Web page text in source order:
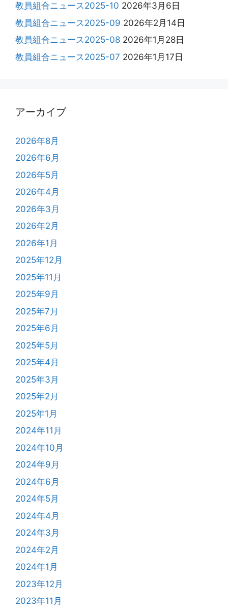
教員組合ニュース2025-10 2026年3月6日
教員組合ニュース2025-09 2026年2月14日
教員組合ニュース2025-08 2026年1月28日
教員組合ニュース2025-07 2026年1月17日
アーカイブ
2026年8月
2026年6月
2026年5月
2026年4月
2026年3月
2026年2月
2026年1月
2025年12月
2025年11月
2025年9月
2025年7月
2025年6月
2025年5月
2025年4月
2025年3月
2025年2月
2025年1月
2024年11月
2024年10月
2024年9月
2024年6月
2024年5月
2024年4月
2024年3月
2024年2月
2024年1月
2023年12月
2023年11月